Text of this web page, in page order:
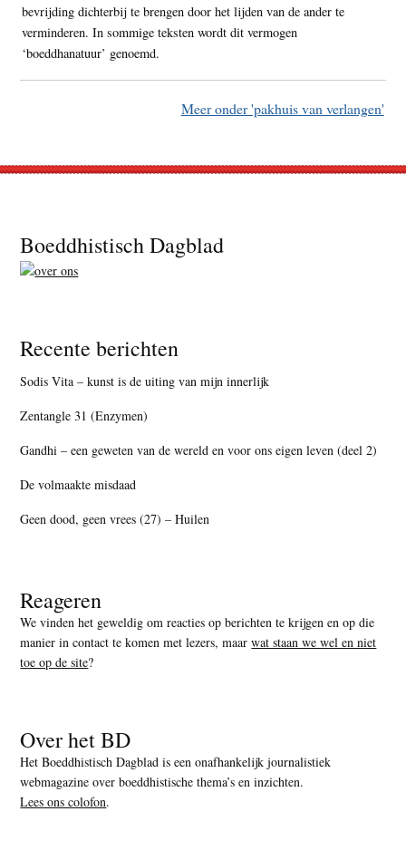
bevrijding dichterbij te brengen door het lijden van de ander te
verminderen. In sommige teksten wordt dit vermogen
‘boeddhanatuur’ genoemd.
Meer onder 'pakhuis van verlangen'
Footer
Boeddhistisch Dagblad
Recente berichten
Sodis Vita – kunst is de uiting van mijn innerlijk
Zentangle 31 (Enzymen)
Gandhi – een geweten van de wereld en voor ons eigen leven (deel 2)
De volmaakte misdaad
Geen dood, geen vrees (27) – Huilen
Reageren
We vinden het geweldig om reacties op berichten te krijgen en op die
manier in contact te komen met lezers, maarwat staan we wel en niet
toe op de site?
Over het BD
Het Boeddhistisch Dagblad is een onafhankelijk journalistiek
webmagazine over boeddhistische thema’s en inzichten.
Lees ons colofon.